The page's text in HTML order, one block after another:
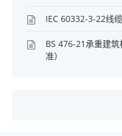
IEC 60332-3-22线
BS 476-21承重建
准）